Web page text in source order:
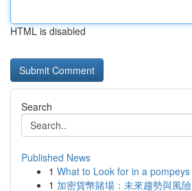
HTML is disabled
Search
Published News
1 What to Look for in a
1 加密貨幣賭場：未來趨勢與風險